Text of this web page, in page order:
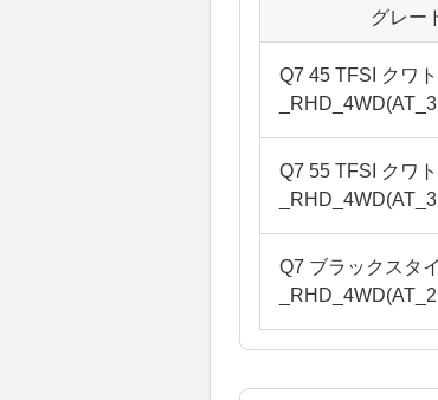
グレー
Q7 45 TFSI クワ
Q7 55 TFSI クワ
Q7 ブラックスタ